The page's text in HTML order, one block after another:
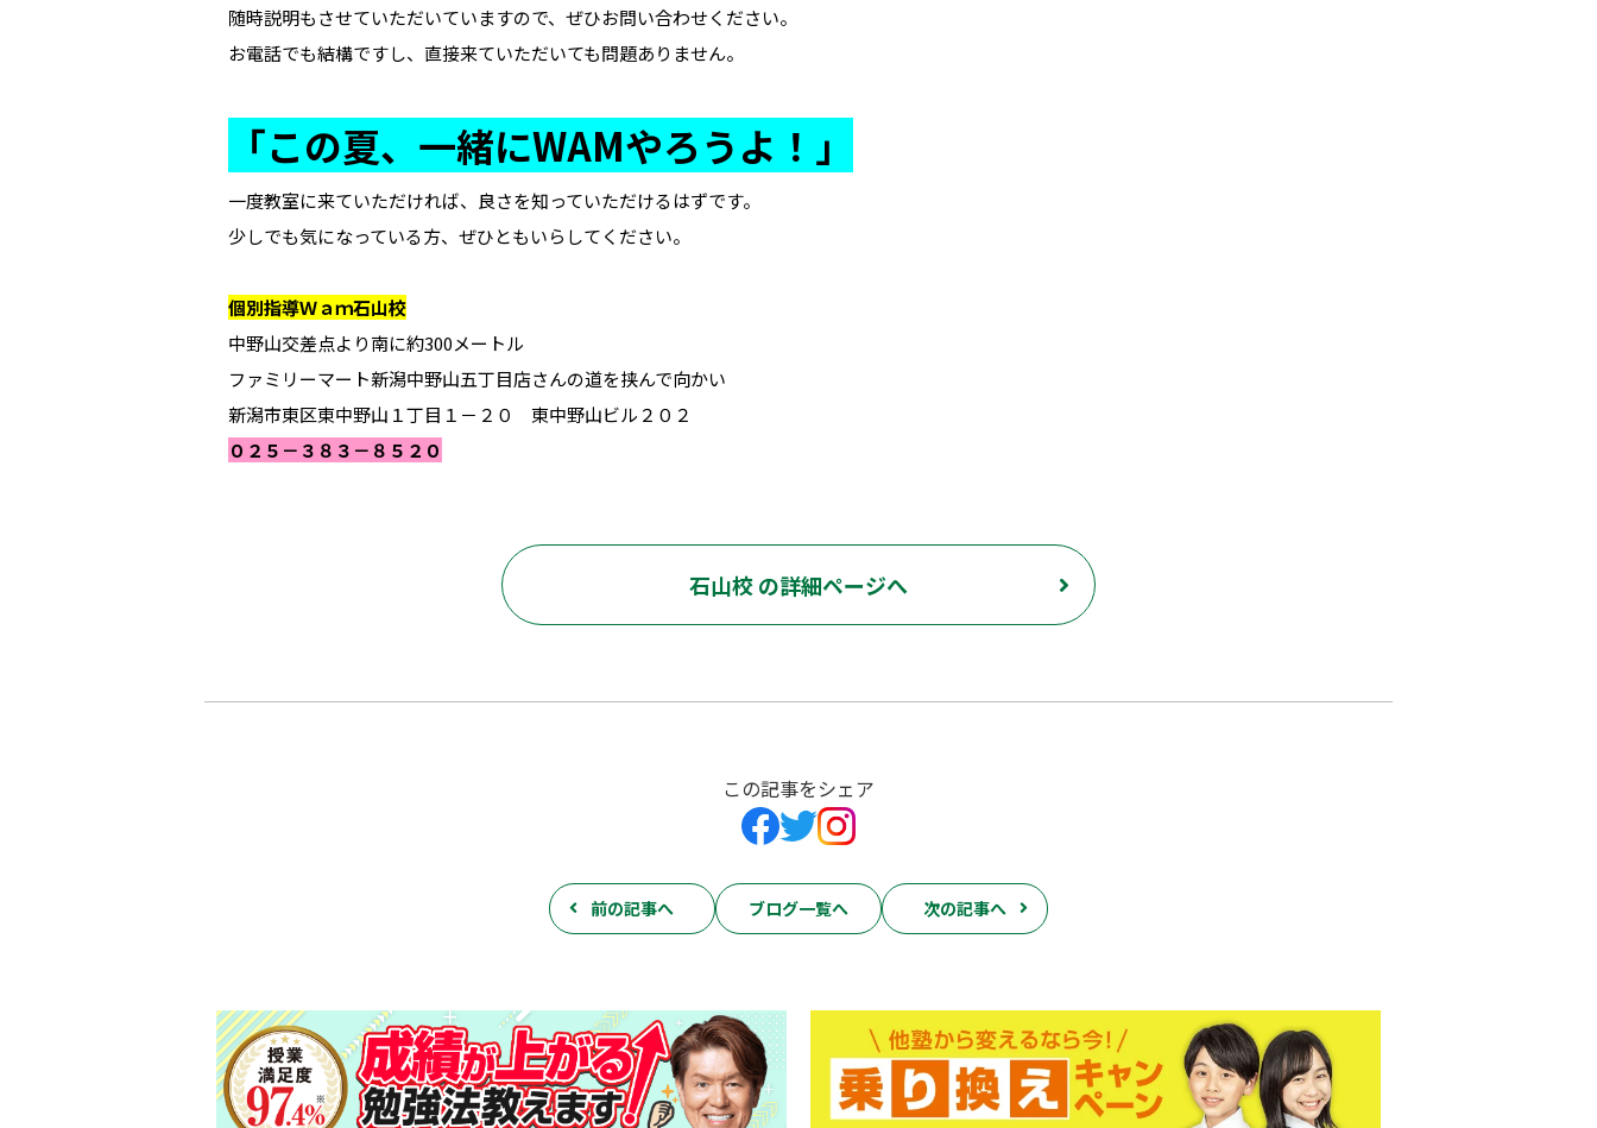
随時説明もさせていただいていますので、ぜひお問い合わせください。
お電話でも結構ですし、直接来ていただいても問題ありません。
「この夏、一緒にWAMやろうよ！」
一度教室に来ていただければ、良さを知っていただけるはずです。
少しでも気になっている方、ぜひともいらしてください。
個別指導Ｗａｍ石山校
中野山交差点より南に約300メートル
ファミリーマート新潟中野山五丁目店さんの道を挟んで向かい
新潟市東区東中野山１丁目１－２０ 東中野山ビル２０２
０２５－３８３－８５２０
石山校 の詳細ページへ
この記事をシェア
前の記事へ ブログ一覧へ 次の記事へ